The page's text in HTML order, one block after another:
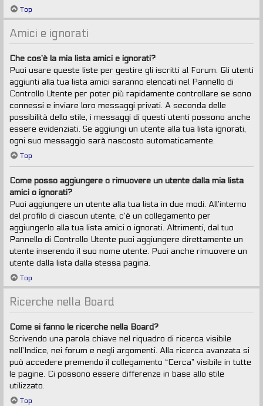
Top
Amici e ignorati
Che cos’è la mia lista amici e ignorati?
Puoi usare queste liste per gestire gli iscritti al Forum. Gli utenti
aggiunti alla tua lista amici saranno elencati nel Pannello di
Controllo Utente per poter più rapidamente controllare se sono
connessi e inviare loro messaggi privati. A seconda delle
possibilità dello stile, i messaggi di questi utenti possono anche
essere evidenziati. Se aggiungi un utente alla tua lista ignorati,
ogni suo messaggio sarà nascosto automaticamente.
Top
Come posso aggiungere o rimuovere un utente dalla mia lista
amici o ignorati?
Puoi aggiungere un utente alla tua lista in due modi. All’interno
del profilo di ciascun utente, c’è un collegamento per
aggiungerlo alla tua lista amici o ignorati. Altrimenti, dal tuo
Pannello di Controllo Utente puoi aggiungere direttamente un
utente inserendo il suo nome utente. Puoi anche rimuovere un
utente dalla lista dalla stessa pagina.
Top
Ricerche nella Board
Come si fanno le ricerche nella Board?
Scrivendo una parola chiave nel riquadro di ricerca visibile
nell’Indice, nei forum e negli argomenti. Alla ricerca avanzata si
può accedere premendo il collegamento “Cerca” visibile in tutte
le pagine. Ci possono essere differenze in base allo stile
utilizzato.
Top